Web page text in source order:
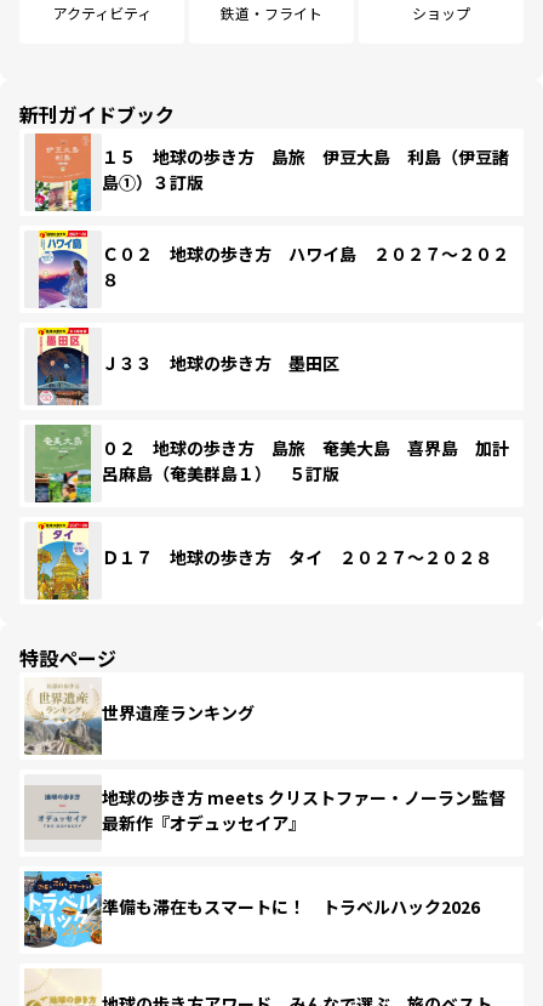
アクティビティ 鉄道・フライト ショップ
新刊ガイドブック
１５ 地球の歩き方 島旅 伊豆大島 利島（伊豆諸
島①）３訂版
Ｃ０２ 地球の歩き方 ハワイ島 ２０２７～２０２
８
Ｊ３３ 地球の歩き方 墨田区
０２ 地球の歩き方 島旅 奄美大島 喜界島 加計
呂麻島（奄美群島１） ５訂版
Ｄ１７ 地球の歩き方 タイ ２０２７～２０２８
特設ページ
世界遺産ランキング
地球の歩き方 meets クリストファー・ノーラン監督
最新作『オデュッセイア』
準備も滞在もスマートに！ トラベルハック2026